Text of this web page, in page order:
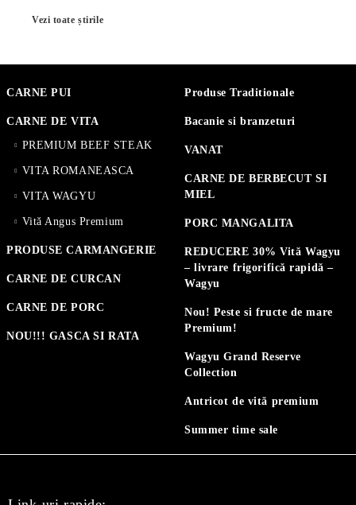
Vezi toate știrile
CARNE PUI
CARNE DE VITA
PREMIUM BEEF STEAK
VITA ROMANEASCA
VITA WAGYU
Vită Angus Premium
PRODUSE CARMANGERIE
CARNE DE CURCAN
CARNE DE PORC
NOU!!! GASCA SI RATA
Produse Traditionale
Bacanie si branzeturi
VANAT
CARNE DE BERBECUT SI
MIEL
PORC MANGALITA
REDUCERE 30% Vită Wagyu
– livrare frigorifică rapidă –
Wagyu
Nou! Peste si fructe de mare
Premium!
Wagyu Grand Reserve
Collection
Antricot de vită premium
Summer time sale